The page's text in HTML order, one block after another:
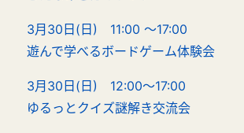
3月30日(日) 11:00 ～17:00
遊んで学べるボードゲーム体験会
3月30日(日) 12:00～17:00
ゆるっとクイズ謎解き交流会